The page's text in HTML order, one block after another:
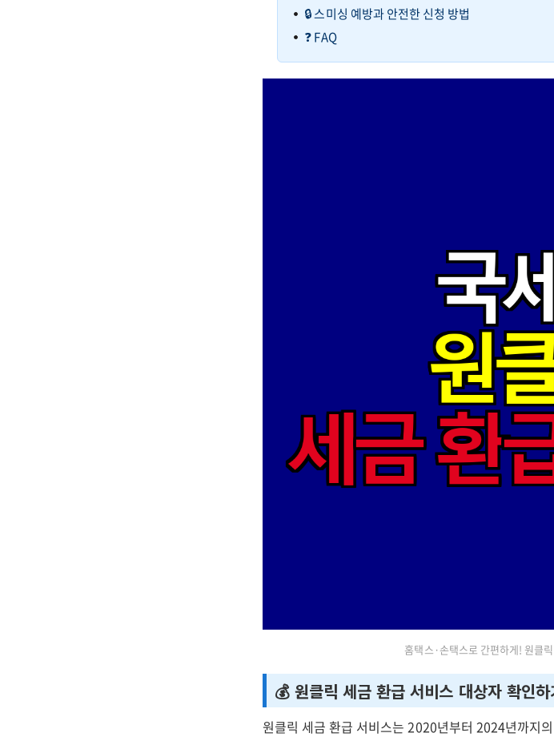
🔒 스미싱 예방과 안전한 신청 방법
❓ FAQ
홈택스·손택스로 간편하게! 원클
💰 원클릭 세금 환급 서비스 대상자 확인하
원클릭 세금 환급 서비스는 2020년부터 2024년까지